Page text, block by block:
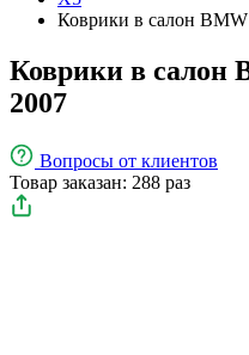
Коврики в салон
Коврики в салон
2007
Вопросы от клиентов
Товар заказан: 288 раз